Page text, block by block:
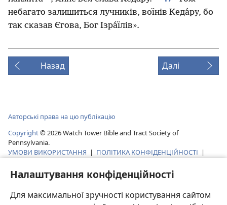
Налаштування конфіденційності
Для максимальної зручності користування сайтом
небагато залишиться лучників, воїнів Кеда́ру, бо
так сказав Єгова, Бог Ізра́їлів».
Назад Далі
Авторські права на цю публікацію
Copyright©2026Watch Tower Bible and Tract Society of
Pennsylvania.
УМОВИ ВИКОРИСТАННЯ | ПОЛІТИКА КОНФІДЕНЦІЙНОСТІ |